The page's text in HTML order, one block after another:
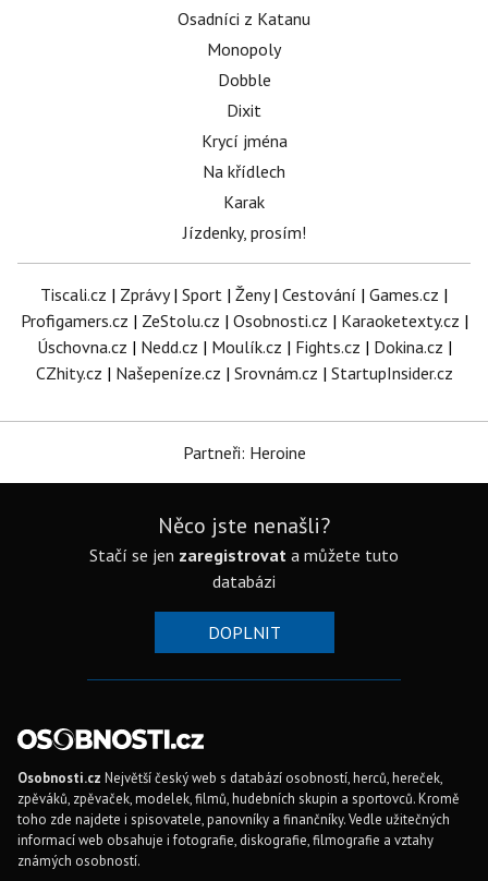
Osadníci z Katanu
Monopoly
Dobble
Dixit
Krycí jména
Na křídlech
Karak
Jízdenky, prosím!
Tiscali.cz | Zprávy| Sport | Ženy| Cestování | Games.cz |
Profigamers.cz | ZeStolu.cz | Osobnosti.cz | Karaoketexty.cz |
Úschovna.cz | Nedd.cz | Moulík.cz | Fights.cz | Dokina.cz |
CZhity.cz | Našepeníze.cz | Srovnám.cz | StartupInsider.cz
Partneři: Heroine
Něco jste nenašli?
Stačí se jen zaregistrovat a můžete tuto
databázi
DOPLNIT
Osobnosti.cz Největší český web s databází osobností, herců, hereček,
zpěváků, zpěvaček, modelek, filmů, hudebních skupin a sportovců. Kromě
toho zde najdete i spisovatele, panovníky a finančníky. Vedle užitečných
informací web obsahuje i fotografie, diskografie, filmografie a vztahy
známých osobností.